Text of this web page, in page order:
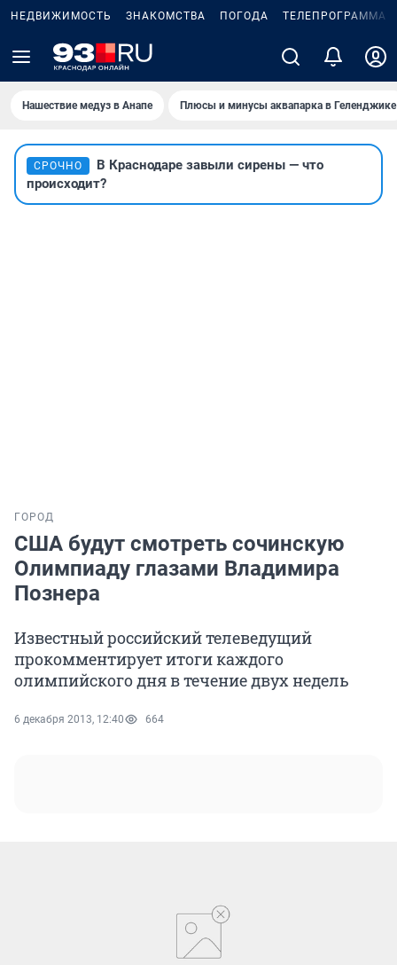
НЕДВИЖИМОСТЬ ЗНАКОМСТВА ПОГОДА ТЕЛЕПРОГРАММА
Нашествие медуз в Анапе Плюсы и минусы аквапарка в Геленджике
СРОЧНО
В Краснодаре завыли сирены — что
происходит?
ГОРОД
США будут смотреть сочинскую
Олимпиаду глазами Владимира
Познера
Известный российский телеведущий
прокомментирует итоги каждого
олимпийского дня в течение двух недель
6 декабря 2013, 12:40 664